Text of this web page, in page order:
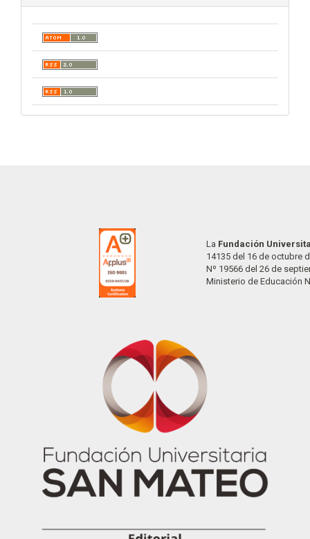
La Fundación
14135 del 16 de octubre
Nº 19566 del 26 de
Ministerio de Educación